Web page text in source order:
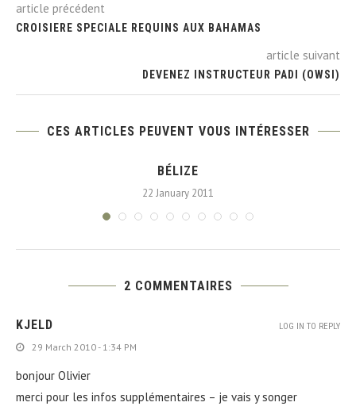
article précédent
CROISIERE SPECIALE REQUINS AUX BAHAMAS
article suivant
DEVENEZ INSTRUCTEUR PADI (OWSI)
CES ARTICLES PEUVENT VOUS INTÉRESSER
BÉLIZE
22 January 2011
2 COMMENTAIRES
KJELD
29 March 2010 - 1:34 PM
bonjour Olivier
merci pour les infos supplémentaires – je vais y songer
LOG IN TO REPLY